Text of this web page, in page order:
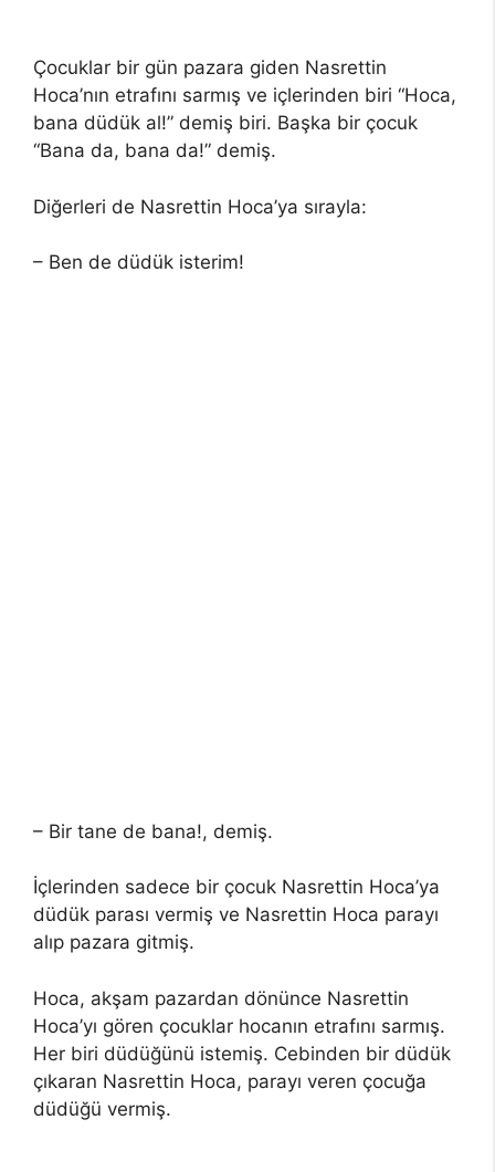
Çocuklar bir gün pazara giden Nasrettin
Hoca’nın etrafını sarmış ve içlerinden biri “Hoca,
bana düdük al!” demiş biri. Başka bir çocuk
“Bana da, bana da!” demiş.
Diğerleri de Nasrettin Hoca’ya sırayla:
– Ben de düdük isterim!
– Bir tane de bana!, demiş.
İçlerinden sadece bir çocuk Nasrettin Hoca’ya
düdük parası vermiş ve Nasrettin Hoca parayı
alıp pazara gitmiş.
Hoca, akşam pazardan dönünce Nasrettin
Hoca’yı gören çocuklar hocanın etrafını sarmış.
Her biri düdüğünü istemiş. Cebinden bir düdük
çıkaran Nasrettin Hoca, parayı veren çocuğa
düdüğü vermiş.